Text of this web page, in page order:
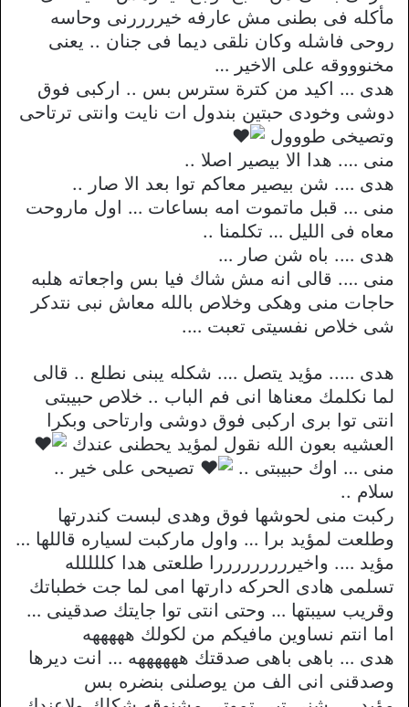
مأكله فى بطنى مش عارفه خيررررنى وحاسه
روحى فاشله وكان نلقى ديما فى جنان .. يعنى
مخنوووقه على الاخير …
هدى … اكيد من كترة سترس بس .. اركبى فوق
دوشى وخودى حبتين بندول ات نايت وانتى ترتاحى
وتصيخى طووول
منى …. هدا الا بيصير اصلا ..
هدى …. شن بيصير معاكم توا بعد الا صار ..
منى … قبل ماتموت امه بساعات … اول ماروحت
معاه فى الليل … تكلمنا ..
هدى …. باه شن صار …
منى …. قالى انه مش شاك فيا بس واجعاته هلبه
حاجات منى وهكى وخلاص بالله معاش نبى نتدكر
شى خلاص نفسيتى تعبت ….
هدى ….. مؤيد يتصل …. شكله يبنى نطلع .. قالى
لما نكلمك معناها انى فم الباب .. خلاص حبيبتى
انتى توا برى اركبى فوق دوشى وارتاحى وبكرا
العشيه بعون الله نقول لمؤيد يحطنى عندك
منى … اوك حبيبتى ..
تصيحى على خير ..
سلام ..
ركبت منى لحوشها فوق وهدى لبست كندرتها
وطلعت لمؤيد برا … واول ماركبت لسياره قاللها …
مؤيد …. واخيرررررررررا طلعتى هدا كللللله
تسلمى هادى الحركه دارتها امى لما جت خطباتك
وقريب سيبتها … وحتى انتى توا جايتك صدقينى …
اما انتم نساوين مافيكم من لكولك هههههه
هدى … باهى باهى صدقتك ههههههه … انت ديرها
وصدقنى انى الف من يوصلنى بنضره بس